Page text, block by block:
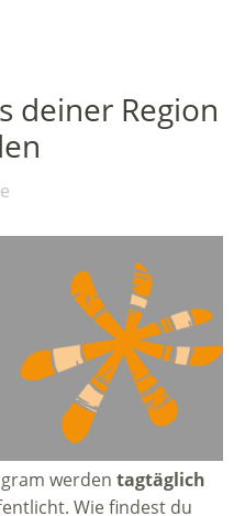
deiner Region
werden tagtäglich
Wie findest du